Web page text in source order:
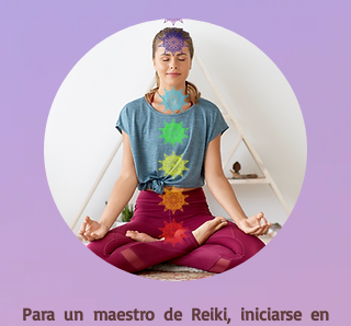
Para un maestro de Reiki, iniciarse en